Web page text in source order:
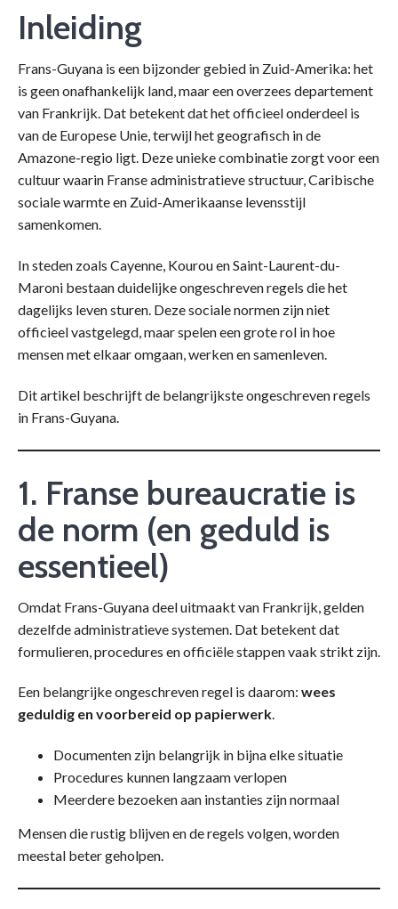
Inleiding
Frans-Guyana is een bijzonder gebied in Zuid-Amerika: het
is geen onafhankelijk land, maar een overzees departement
van Frankrijk. Dat betekent dat het officieel onderdeel is
van de Europese Unie, terwijl het geografisch in de
Amazone-regio ligt. Deze unieke combinatie zorgt voor een
cultuur waarin Franse administratieve structuur, Caribische
sociale warmte en Zuid-Amerikaanse levensstijl
samenkomen.
In steden zoals Cayenne, Kourou en Saint-Laurent-du-
Maroni bestaan duidelijke ongeschreven regels die het
dagelijks leven sturen. Deze sociale normen zijn niet
officieel vastgelegd, maar spelen een grote rol in hoe
mensen met elkaar omgaan, werken en samenleven.
Dit artikel beschrijft de belangrijkste ongeschreven regels
in Frans-Guyana.
1. Franse bureaucratie is
de norm (en geduld is
essentieel)
Omdat Frans-Guyana deel uitmaakt van Frankrijk, gelden
dezelfde administratieve systemen. Dat betekent dat
formulieren, procedures en officiële stappen vaak strikt zijn.
Een belangrijke ongeschreven regel is daarom: wees
geduldig en voorbereid op papierwerk.
Documenten zijn belangrijk in bijna elke situatie
Procedures kunnen langzaam verlopen
Meerdere bezoeken aan instanties zijn normaal
Mensen die rustig blijven en de regels volgen, worden
meestal beter geholpen.